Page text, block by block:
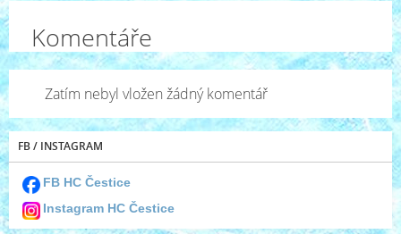
Komentáře
Zatím nebyl vložen žádný komentář
FB / INSTAGRAM
FB HC Čestice
Instagram HC Čestice